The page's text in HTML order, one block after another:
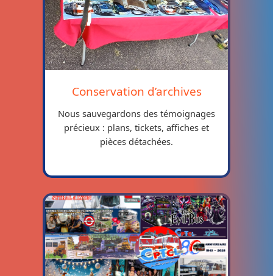
Conservation d’archives
Nous sauvegardons des témoignages
précieux : plans, tickets, affiches et
pièces détachées.